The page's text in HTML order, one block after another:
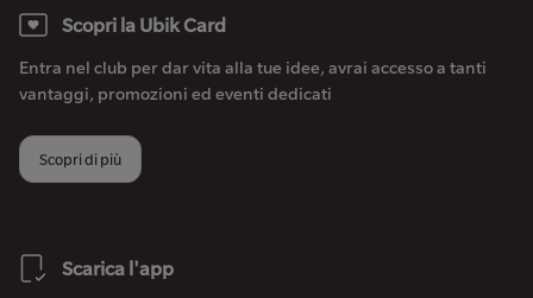
Scopri la Ubik Card
Entra nel club per dar vita alla tue idee, avrai accesso a tanti
vantaggi, promozioni ed eventi dedicati
Scopri di più
Scarica l'app